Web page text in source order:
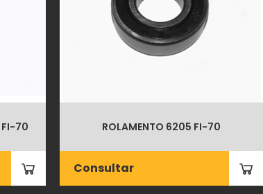
FI-70 ROLAMENTO 6205 FI-70
Consultar